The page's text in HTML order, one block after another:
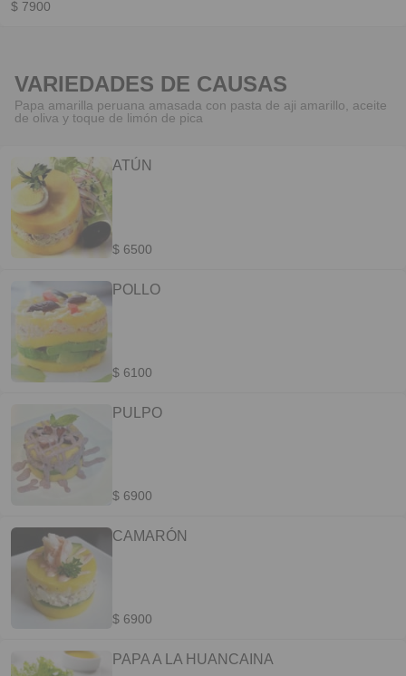
$ 7900
VARIEDADES DE CAUSAS
Papa amarilla peruana amasada con pasta de aji amarillo, aceite
de oliva y toque de limón de pica
ATÚN
$ 6500
POLLO
$ 6100
PULPO
$ 6900
CAMARÓN
$ 6900
PAPA A LA HUANCAINA